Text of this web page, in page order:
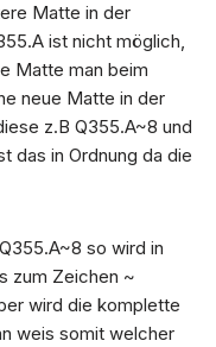
Matte in der
ist nicht möglich,
Matte man beim
neue Matte in der
z.B Q355.A~8 und
das in Ordnung da die
so wird in
zum Zeichen ~
wird die komplette
weis somit welcher